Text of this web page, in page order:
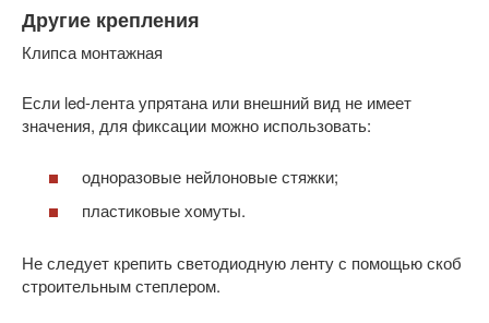
Другие крепления
Клипса монтажная
Если led-лента упрятана или внешний вид не имеет
значения, для фиксации можно использовать:
одноразовые нейлоновые стяжки;
пластиковые хомуты.
Не следует крепить светодиодную ленту с помощью скоб
строительным степлером.